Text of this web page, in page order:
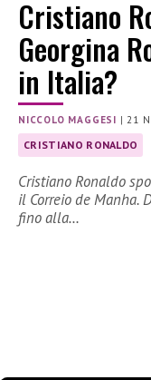
Cristiano
Georgina
in Italia?
NICCOLO MAGGESI | 21
CRISTIANO RONALDO
Cristiano Ronaldo
il Correio de Manha.
fino alla…